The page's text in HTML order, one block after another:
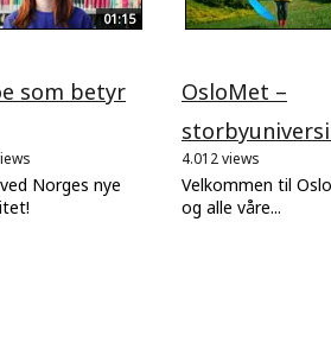
01:15
som betyr
Norges nye
OsloMet –
4.012 views
Velkommen til
og alle våre...